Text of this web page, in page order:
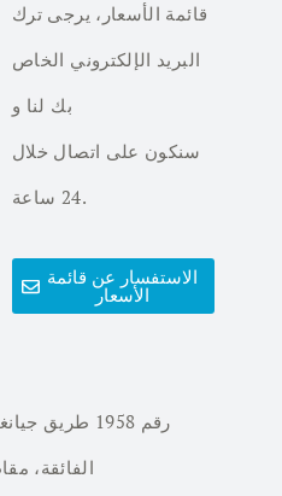
قائمة الأسعار، يرجى ترك
البريد الإلكتروني الخاص
بك لنا و
سنكون على اتصال خلال
24 ساعة.
الاستفسار عن قائمة
الأسعار
رقم 1958
الفائقة، مقاطعة